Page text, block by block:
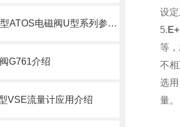
DHI-0632/2型ATOS电磁阀U型系列参数介绍
G761介绍
VSE流量计应用介绍
设
5.
等
不
选用
量。